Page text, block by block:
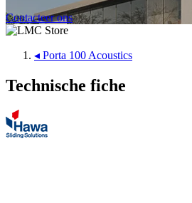
Contacteer ons
◂ Porta 100 Acoustics
Technische fiche